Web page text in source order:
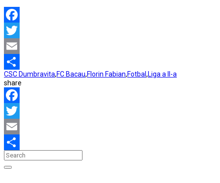
Facebook
Twitter
Email
Partajează
CSC Dumbravita,FC Bacau,Florin Fabian,Fotbal ,Liga a II-a
share
Facebook
Twitter
Email
Partajează